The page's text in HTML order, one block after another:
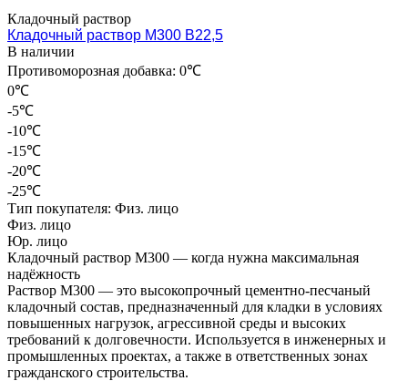
Кладочный раствор
Кладочный раствор М300 В22,5
В наличии
Противоморозная добавка: 0℃
0℃
-5℃
-10℃
-15℃
-20℃
-25℃
Тип покупателя: Физ. лицо
Физ. лицо
Юр. лицо
Кладочный раствор М300 — когда нужна максимальная
надёжность
Раствор М300 — это высокопрочный цементно-песчаный
кладочный состав, предназначенный для кладки в условиях
повышенных нагрузок, агрессивной среды и высоких
требований к долговечности. Используется в инженерных и
промышленных проектах, а также в ответственных зонах
гражданского строительства.